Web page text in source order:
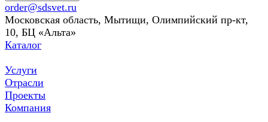
order@sdsvet.ru
Московская область, Мытищи, Олимпийский пр-кт,
10, БЦ «Альта»
Каталог
Услуги
Отрасли
Проекты
Компания